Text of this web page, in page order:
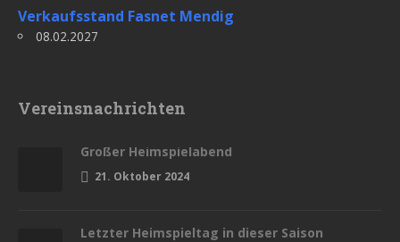
Verkaufsstand Fasnet Mendig
08.02.2027
Vereinsnachrichten
Großer Heimspielabend
21. Oktober 2024
Letzter Heimspieltag in dieser Saison